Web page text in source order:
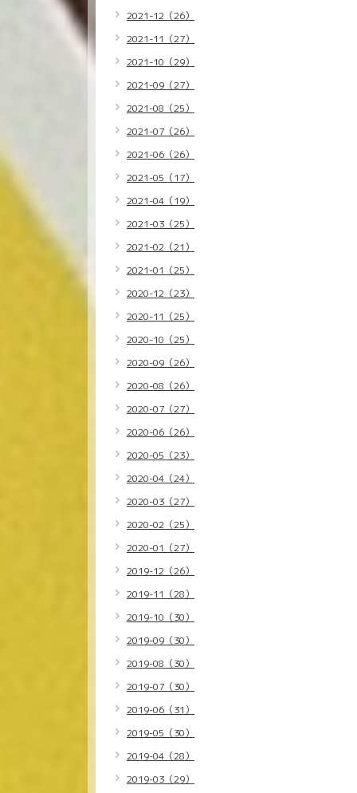
2021-12（26）
2021-11（27）
2021-10（29）
2021-09（27）
2021-08（25）
2021-07（26）
2021-06（26）
2021-05（17）
2021-04（19）
2021-03（25）
2021-02（21）
2021-01（25）
2020-12（23）
2020-11（25）
2020-10（25）
2020-09（26）
2020-08（26）
2020-07（27）
2020-06（26）
2020-05（23）
2020-04（24）
2020-03（27）
2020-02（25）
2020-01（27）
2019-12（26）
2019-11（28）
2019-10（30）
2019-09（30）
2019-08（30）
2019-07（30）
2019-06（31）
2019-05（30）
2019-04（28）
2019-03（29）